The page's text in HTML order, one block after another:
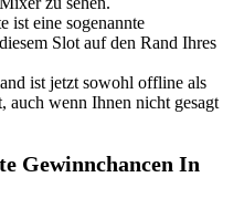
ist eine sogenannte
Slot auf den Rand Ihres
ist jetzt sowohl offline als
wenn Ihnen nicht gesagt
Gewinnchancen In